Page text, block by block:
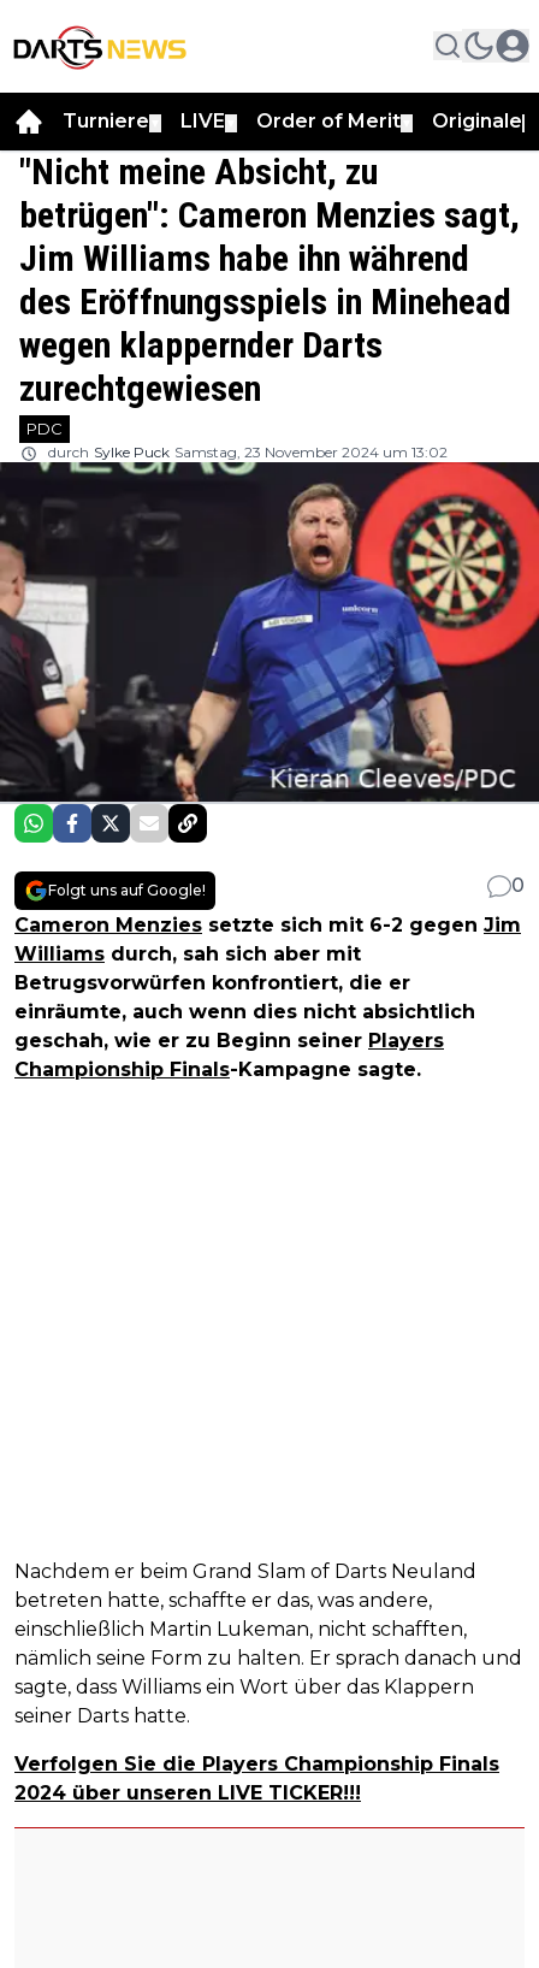
Turniere LIVE Order of Merit Originale
"Nicht meine Absicht, zu
betrügen": Cameron Menzies sagt,
Jim Williams habe ihn während
des Eröffnungsspiels in Minehead
wegen klappernder Darts
zurechtgewiesen
PDC
durch Sylke Puck Samstag, 23 November 2024 um 13:02
Folgt uns auf Google!
0
Cameron Menzies setzte sich mit 6-2 gegen Jim
Williams durch, sah sich aber mit
Betrugsvorwürfen konfrontiert, die er
einräumte, auch wenn dies nicht absichtlich
geschah, wie er zu Beginn seiner Players
Championship Finals-Kampagne sagte.
Nachdem er beim Grand Slam of Darts Neuland
betreten hatte, schaffte er das, was andere,
einschließlich Martin Lukeman, nicht schafften,
nämlich seine Form zu halten. Er sprach danach und
sagte, dass Williams ein Wort über das Klappern
seiner Darts hatte.
Verfolgen Sie die Players Championship Finals
2024 über unseren LIVE TICKER!!!